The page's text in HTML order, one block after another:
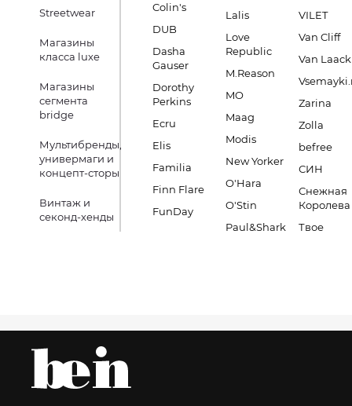
Streetwear
Магазины
класса luxe
Магазины
сегмента
bridge
Мультибренды,
универмаги и
концепт-сторы
Винтаж и
секонд-хенды
Colin's
DUB
Dasha
Gauser
Dorothy
Perkins
Ecru
Elis
Familia
Finn Flare
FunDay
Lalis
Love
Republic
M.Reason
MO
Maag
Modis
New Yorker
O'Hara
O'Stin
Paul&Shark
VILET
Van Cliff
Van Laack
Zarina
Zolla
befree
СИН
Снежная
Королева
Твое